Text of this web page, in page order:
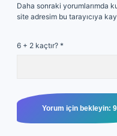
Daha sonraki yorumlarımda
site adresim bu tarayıcıya
6 + 2 kaçtır? *